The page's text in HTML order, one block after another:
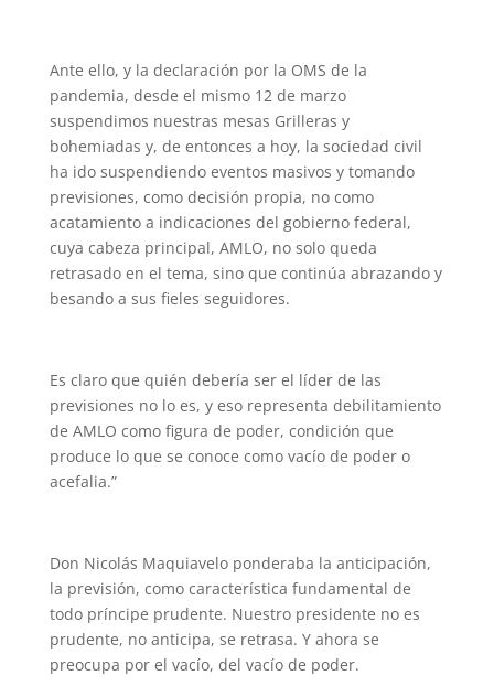
Ante ello, y la declaración por la OMS de la
pandemia, desde el mismo 12 de marzo
suspendimos nuestras mesas Grilleras y
bohemiadas y, de entonces a hoy, la sociedad civil
ha ido suspendiendo eventos masivos y tomando
previsiones, como decisión propia, no como
acatamiento a indicaciones del gobierno federal,
cuya cabeza principal, AMLO, no solo queda
retrasado en el tema, sino que continúa abrazando y
besando a sus fieles seguidores.
Es claro que quién debería ser el líder de las
previsiones no lo es, y eso representa debilitamiento
de AMLO como figura de poder, condición que
produce lo que se conoce como vacío de poder o
acefalia.”
Don Nicolás Maquiavelo ponderaba la anticipación,
la previsión, como característica fundamental de
todo príncipe prudente. Nuestro presidente no es
prudente, no anticipa, se retrasa. Y ahora se
preocupa por el vacío, del vacío de poder.